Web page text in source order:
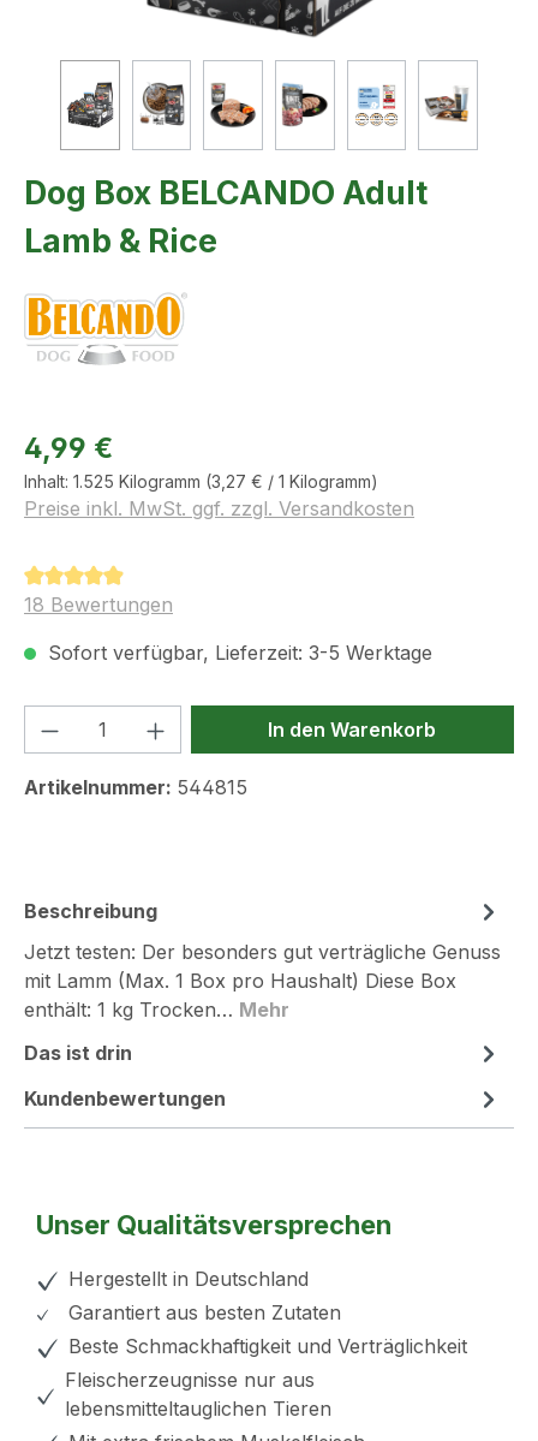
Dog Box BELCANDO Adult
Lamb & Rice
4,99 €
Inhalt: 1.525 Kilogramm (3,27 € / 1 Kilogramm)
Preise inkl. MwSt. ggf. zzgl. Versandkosten
Durchschnittliche Bewertung von 4.9 von 5 Sternen
18 Bewertungen
Sofort verfügbar, Lieferzeit: 3-5 Werktage
Produkt Anzahl: Gib denIn den Warenkorb
Artikelnummer: 544815
Beschreibung
Jetzt testen: Der besonders gut verträgliche Genuss
mit Lamm (Max. 1 Box pro Haushalt) Diese Box
enthält: 1 kg Trocken… Mehr
Das ist drin
Kundenbewertungen
Unser Qualitätsversprechen
Hergestellt in Deutschland
Garantiert aus besten Zutaten
Beste Schmackhaftigkeit und Verträglichkeit
Fleischerzeugnisse nur aus
lebensmitteltauglichen Tieren